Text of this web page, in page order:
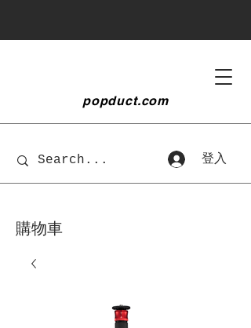
popduct.com
登入
購物車